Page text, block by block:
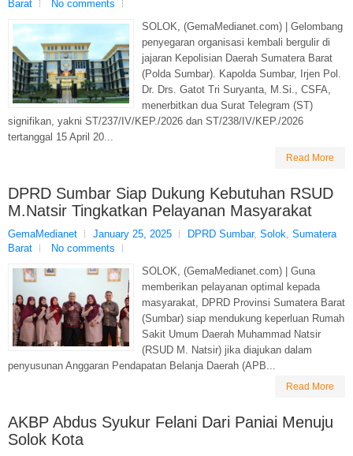
Barat
No comments
SOLOK, (GemaMedianet.com) | Gelombang
penyegaran organisasi kembali bergulir di
jajaran Kepolisian Daerah Sumatera Barat
(Polda Sumbar). Kapolda Sumbar, Irjen Pol.
Dr. Drs. Gatot Tri Suryanta, M.Si., CSFA,
menerbitkan dua Surat Telegram (ST)
signifikan, yakni ST/237/IV/KEP./2026 dan ST/238/IV/KEP./2026
tertanggal 15 April 20...
Read More
DPRD Sumbar Siap Dukung Kebutuhan RSUD
M.Natsir Tingkatkan Pelayanan Masyarakat
GemaMedianet January 25, 2025 DPRD Sumbar, Solok, Sumatera
Barat
No comments
SOLOK, (GemaMedianet.com) | Guna
memberikan pelayanan optimal kepada
masyarakat, DPRD Provinsi Sumatera Barat
(Sumbar) siap mendukung keperluan Rumah
Sakit Umum Daerah Muhammad Natsir
(RSUD M. Natsir) jika diajukan dalam
penyusunan Anggaran Pendapatan Belanja Daerah (APB...
Read More
AKBP Abdus Syukur Felani Dari Paniai Menuju
Solok Kota